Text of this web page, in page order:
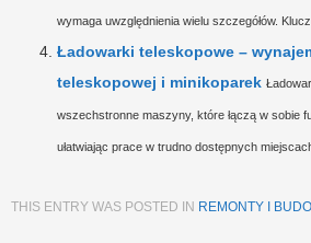
wymaga uwzględnienia wielu szczegółów.
Ładowarki teleskopowe –
teleskopowej i minikoparek
wszechstronne maszyny, które łączą w sobie
ułatwiając prace w trudno dostępnych
THIS ENTRY WAS POSTED IN REMONTY I